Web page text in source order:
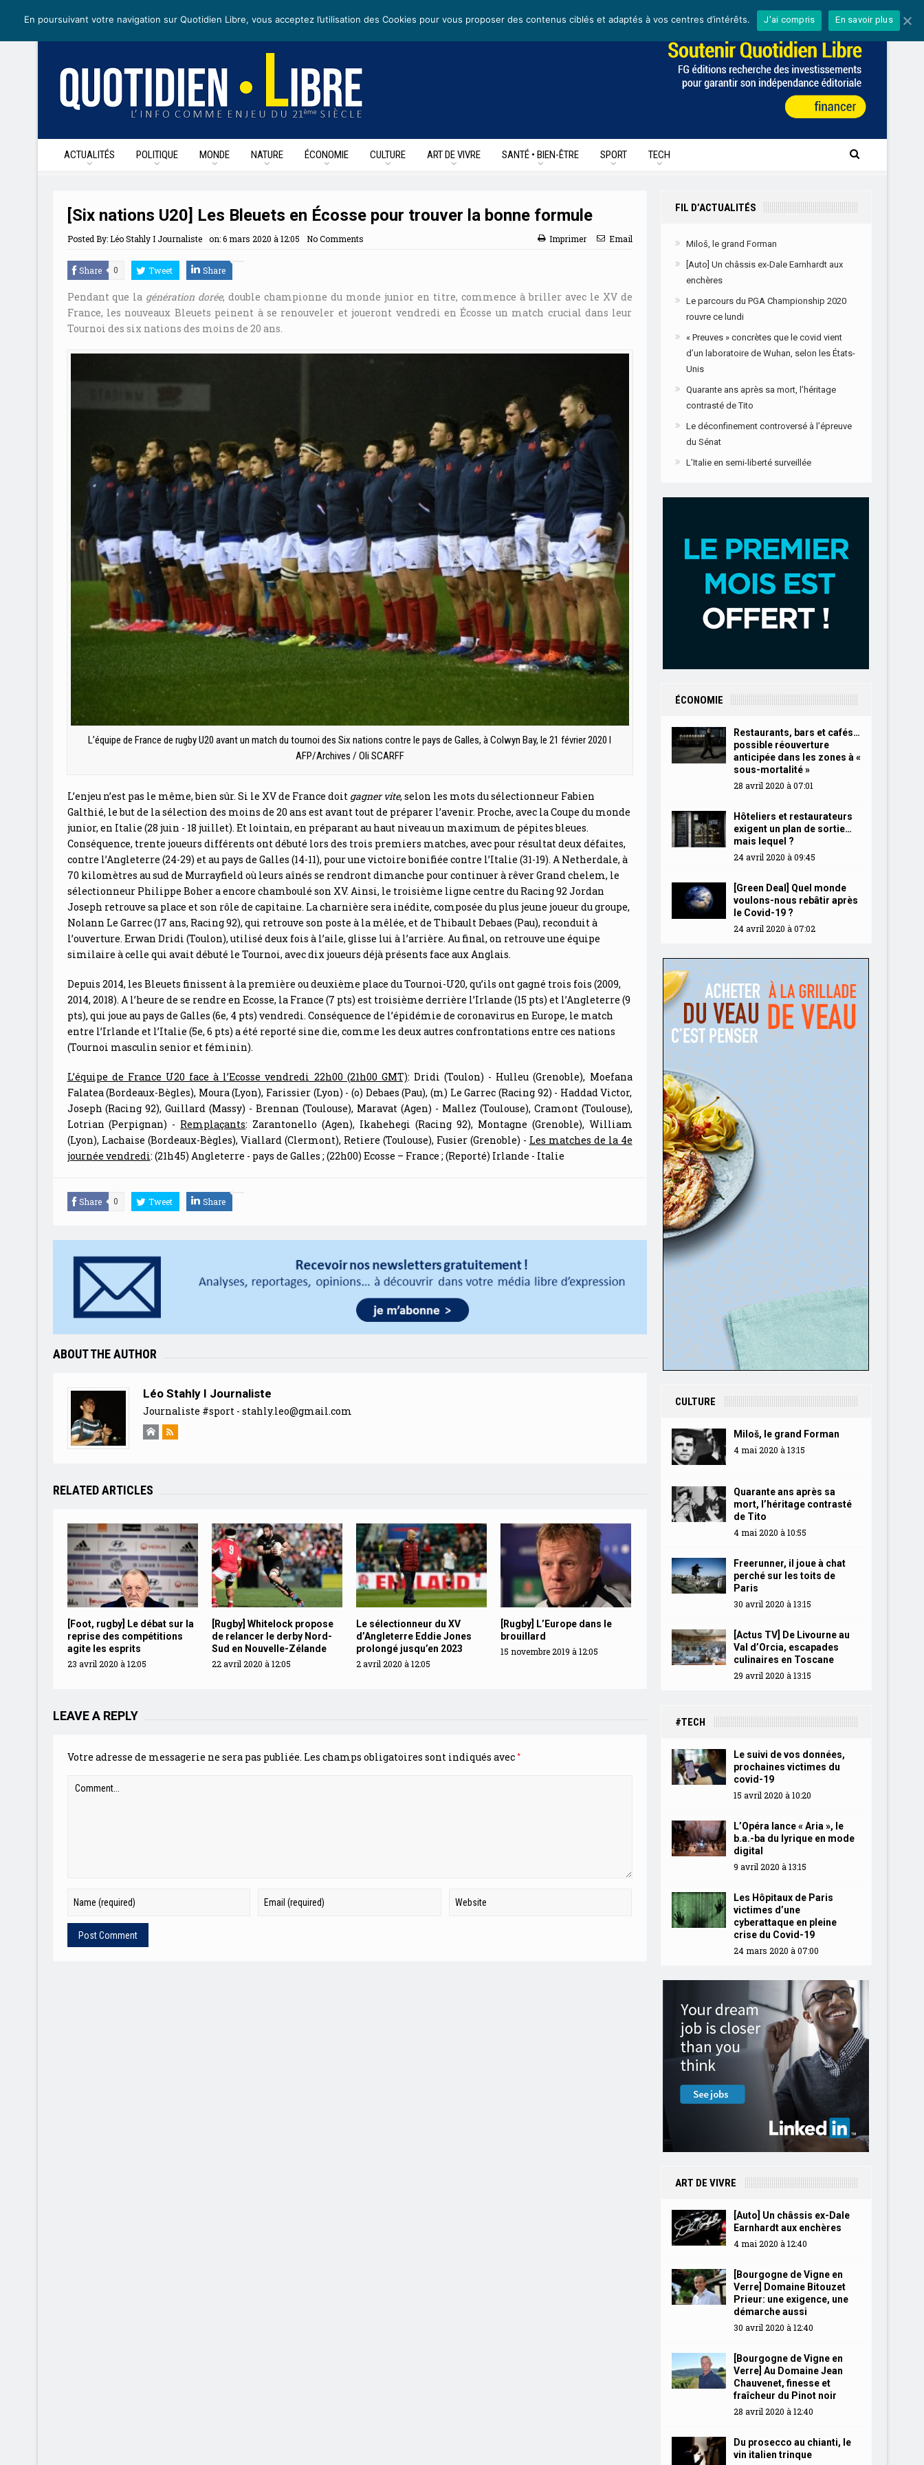
lundi 4 mai 2020 I Édition de la journée Recevoir nos newsletters • Nous suivre sur les reseaux sociaux
ACTUALITÉS POLITIQUE MONDE NATURE ÉCONOMIE CULTURE ART DE VIVRE SANTÉ • BIEN-ÊTRE SPORT TECH
[Six nations U20] Les Bleuets en Écosse pour trouver la bonne formule
Posted By:Léo Stahly I Journaliste on:6 mars 2020 à 12:05 No Comments Imprimer Email
Share 0 Tweet Share
Pendant que la génération dorée, double championne du monde junior en titre, commence à briller avec le XV de
France, les nouveaux Bleuets peinent à se renouveler et joueront vendredi en Écosse un match crucial dans leur
Tournoi des six nations des moins de 20 ans.
L’équipe de France de rugby U20 avant un match du tournoi des Six nations contre le pays de Galles, à Colwyn Bay, le 21 février 2020 I
AFP/Archives / Oli SCARFF
L’enjeu n’est pas le même, bien sûr. Si le XV de France doit gagner vite, selon les mots du sélectionneur Fabien
Galthié, le but de la sélection des moins de 20 ans est avant tout de préparer l’avenir. Proche, avec la Coupe du monde
junior, en Italie (28 juin - 18 juillet). Et lointain, en préparant au haut niveau un maximum de pépites bleues.
Conséquence, trente joueurs différents ont débuté lors des trois premiers matches, avec pour résultat deux défaites,
contre l’Angleterre (24-29) et au pays de Galles (14-11), pour une victoire bonifiée contre l’Italie (31-19). A Netherdale, à
70 kilomètres au sud de Murrayfield où leurs aînés se rendront dimanche pour continuer à rêver Grand chelem, le
sélectionneur Philippe Boher a encore chamboulé son XV. Ainsi, le troisième ligne centre du Racing 92 Jordan
Joseph retrouve sa place et son rôle de capitaine. La charnière sera inédite, composée du plus jeune joueur du groupe,
Nolann Le Garrec (17 ans, Racing 92), qui retrouve son poste à la mêlée, et de Thibault Debaes (Pau), reconduit à
l’ouverture. Erwan Dridi (Toulon), utilisé deux fois à l’aile, glisse lui à l’arrière. Au final, on retrouve une équipe
similaire à celle qui avait débuté le Tournoi, avec dix joueurs déjà présents face aux Anglais.
Depuis 2014, les Bleuets finissent à la première ou deuxième place du Tournoi-U20, qu’ils ont gagné trois fois (2009,
2014, 2018). A l’heure de se rendre en Ecosse, la France (7 pts) est troisième derrière l’Irlande (15 pts) et l’Angleterre (9
pts), qui joue au pays de Galles (6e, 4 pts) vendredi. Conséquence de l’épidémie de coronavirus en Europe, le match
entre l’Irlande et l’Italie (5e, 6 pts) a été reporté sine die, comme les deux autres confrontations entre ces nations
(Tournoi masculin senior et féminin).
L’équipe de France U20 face à l’Ecosse vendredi 22h00 (21h00 GMT): Dridi (Toulon) - Hulleu (Grenoble), Moefana
Falatea (Bordeaux-Bègles), Moura (Lyon), Farissier (Lyon) - (o) Debaes (Pau), (m) Le Garrec (Racing 92) - Haddad Victor,
Joseph (Racing 92), Guillard (Massy) - Brennan (Toulouse), Maravat (Agen) - Mallez (Toulouse), Cramont (Toulouse),
Lotrian (Perpignan) - Remplaçants: Zarantonello (Agen), Ikahehegi (Racing 92), Montagne (Grenoble), William
(Lyon), Lachaise (Bordeaux-Bègles), Viallard (Clermont), Retiere (Toulouse), Fusier (Grenoble) - Les matches de la 4e
journée vendredi: (21h45) Angleterre - pays de Galles ; (22h00) Ecosse – France ; (Reporté) Irlande - Italie
Share 0 Tweet Share
ABOUT THE AUTHOR
Léo Stahly I Journaliste
Journaliste #sport - stahly.leo@gmail.com
RELATED ARTICLES
[Foot, rugby] Le débat sur la
reprise des compétitions
agite les esprits
23 avril 2020 à 12:05
[Rugby] Whitelock propose
de relancer le derby Nord-
Sud en Nouvelle-Zélande
22 avril 2020 à 12:05
Le sélectionneur du XV
d’Angleterre Eddie Jones
prolongé jusqu’en 2023
2 avril 2020 à 12:05
[Rugby] L’Europe dans le
brouillard
15 novembre 2019 à 12:05
LEAVE A REPLY
Votre adresse de messagerie ne sera pas publiée. Les champs obligatoires sont indiqués avec*
FIL D’ACTUALITÉS
Miloš, le grand Forman
[Auto] Un châssis ex-Dale Earnhardt aux
enchères
Le parcours du PGA Championship 2020
rouvre ce lundi
« Preuves » concrètes que le covid vient
d’un laboratoire de Wuhan, selon les États-
Unis
Quarante ans après sa mort, l’héritage
contrasté de Tito
Le déconfinement controversé à l’épreuve
du Sénat
L’Italie en semi-liberté surveillée
ÉCONOMIE
Restaurants, bars et cafés…
possible réouverture
anticipée dans les zones à «
sous-mortalité »
28 avril 2020 à 07:01
Hôteliers et restaurateurs
exigent un plan de sortie…
mais lequel ?
24 avril 2020 à 09:45
[Green Deal] Quel monde
voulons-nous rebâtir après
le Covid-19 ?
24 avril 2020 à 07:02
CULTURE
Miloš, le grand Forman
4 mai 2020 à 13:15
Quarante ans après sa
mort, l’héritage contrasté
de Tito
4 mai 2020 à 10:55
Freerunner, il joue à chat
perché sur les toits de
Paris
30 avril 2020 à 13:15
[Actus TV] De Livourne au
Val d’Orcia, escapades
culinaires en Toscane
29 avril 2020 à 13:15
#TECH
Le suivi de vos données,
prochaines victimes du
covid-19
15 avril 2020 à 10:20
L’Opéra lance « Aria », le
b.a.-ba du lyrique en mode
digital
9 avril 2020 à 13:15
Les Hôpitaux de Paris
victimes d’une
cyberattaque en pleine
crise du Covid-19
24 mars 2020 à 07:00
ART DE VIVRE
[Auto] Un châssis ex-Dale
Earnhardt aux enchères
4 mai 2020 à 12:40
[Bourgogne de Vigne en
Verre] Domaine Bitouzet
Prieur: une exigence, une
démarche aussi
30 avril 2020 à 12:40
[Bourgogne de Vigne en
Verre] Au Domaine Jean
Chauvenet, finesse et
fraîcheur du Pinot noir
28 avril 2020 à 12:40
Du prosecco au chianti, le
vin italien trinque
En poursuivant votre navigation sur Quotidien Libre, vous acceptez l’utilisation des Cookies pour vous proposer des contenus ciblés et adaptés à vos centres d’intérêts. J'ai compris En savoir plus